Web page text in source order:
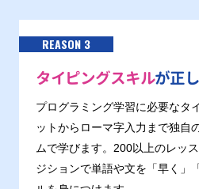
REASON 3
タイピングスキルが正
プログラミング学習に必要なタ
ットからローマ字入力まで独自
ムで学びます。200以上のレッ
ジションで単語や文を「早く」